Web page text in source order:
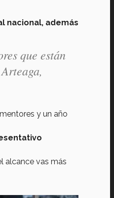
nacional, además
que están
y un año
alcance vas más